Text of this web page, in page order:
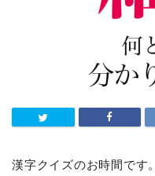
漢字クイズのお時間です。